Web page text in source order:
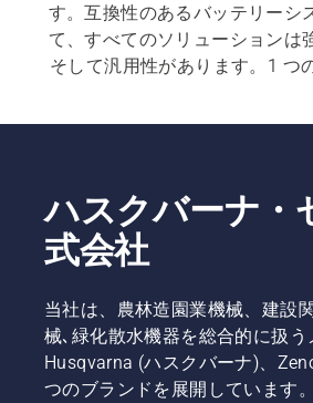
す。互換性のあるバッテリーシ
て、すべてのソリューションは
そして汎用性があります。1 つ
ハスクバーナ・
式会社
当社は、農林造園業機械、建設
械､緑化散水機器を総合的に扱う
Husqvarna (ハスクバーナ)、
つのブランドを展開しています